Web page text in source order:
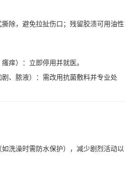
除，避免拉扯伤口；残留胶渍可用油性
痒）：立即停用并就医。
、脓液）：需改用抗菌敷料并专业处
洗澡时需防水保护），减少剧烈活动以